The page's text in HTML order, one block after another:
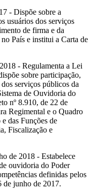
- Dispõe sobre a
usuários dos serviços
de firma e da
País e institui a Carta de
- Regulamenta a Lei
sobre participação,
serviços públicos da
de Ouvidoria do
nº 8.910, de 22 de
Regimental e o Quadro
das Funções de
Fiscalização e
de 2018 - Estabelece
ouvidoria do Poder
definidas pelos
junho de 2017.